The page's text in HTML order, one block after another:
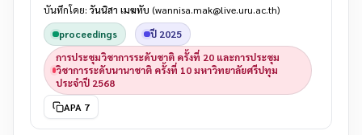
บันทึกโดย: วันนิสา เมฆทับ (wannisa.mak@live.uru.ac.th)
proceedings
ปี 2025
การประชุมวิชาการระดับชาติ ครั้งที่ 20 และการประชุม
วิชาการระดับนานาชาติ ครั้งที่ 10 มหาวิทยาลัยศรีปทุม
ประจำปี 2568
APA 7